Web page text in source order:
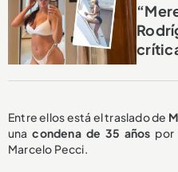
Entre ellos está el traslado de
unacondena de 35 años por
Marcelo Pecci.